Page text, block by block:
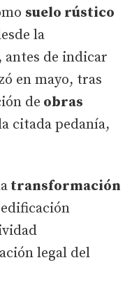
suelo rústico
la
antes de indicar
en mayo, tras
de obras
citada pedanía,
transformación
legal del